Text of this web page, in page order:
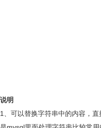
说明
1、可以替换字符串中的内容，